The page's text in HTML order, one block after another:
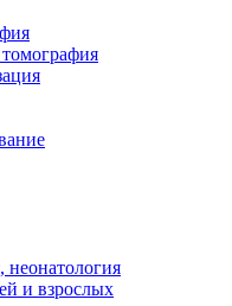
неонатология
и взрослых